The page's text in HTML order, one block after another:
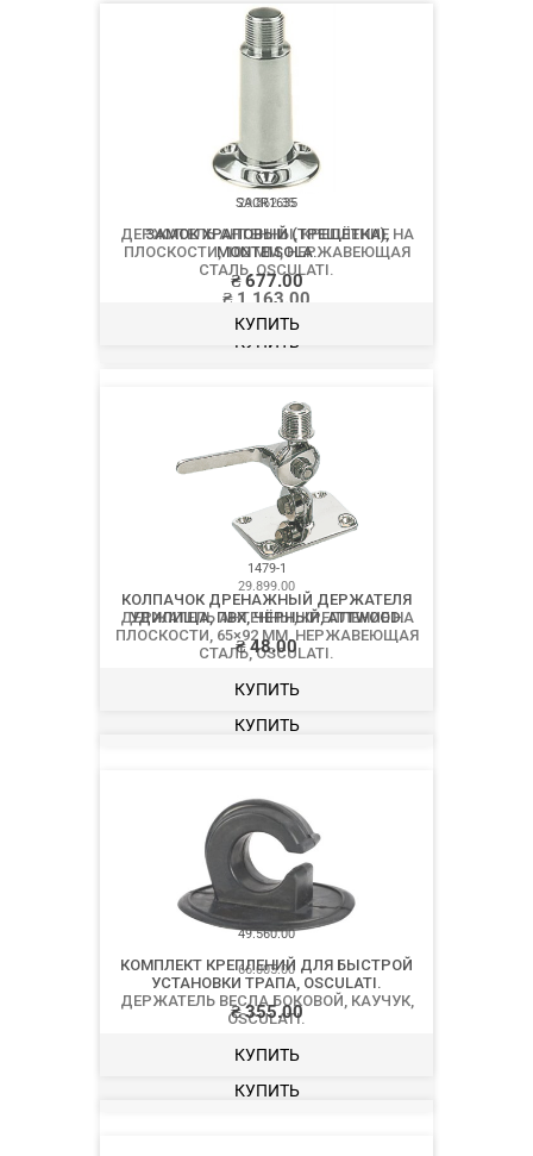
29.862.35
ДЕРЖАТЕЛЬ АНТЕННЫ, КРЕПЛЕНИЕ НА
ПЛОСКОСТИ, 102 ММ, НЕРЖАВЕЮЩАЯ
СТАЛЬ, OSCULATI.
₴1 163.00
КУПИТЬ
29.899.00
ДЕРЖАТЕЛЬ АНТЕННЫ, КРЕПЛЕНИЕ НА
ПЛОСКОСТИ, 65×92 ММ, НЕРЖАВЕЮЩАЯ
СТАЛЬ, OSCULATI.
2 830.00
КУПИТЬ
66.005.00
ДЕРЖАТЕЛЬ ВЕСЛА БОКОВОЙ, КАУЧУК,
OSCULATI.
₴377.00
КУПИТЬ